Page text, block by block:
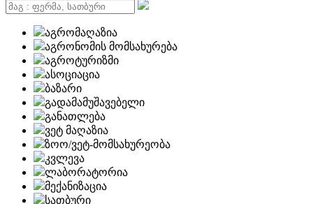
აგრომაღაზია
აგრონომის მომსახურება
აგროტურიზმი
ასოციაცია
ბაზარი
გადამამუშავებელი
განათლება
ვეტ მაღაზია
ზოო/ვეტ-მომსახურეობა
კვლევა
ლაბორატორია
მექანიზაცია
სათბური